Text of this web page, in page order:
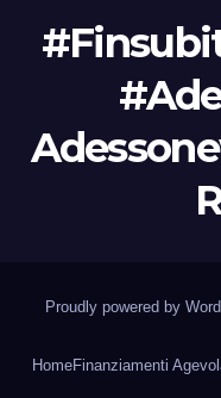
Proudly powered by
HomeFinanziamenti